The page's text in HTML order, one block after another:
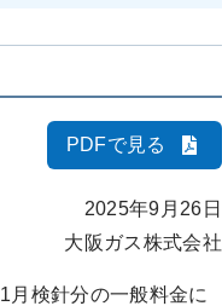
PDFで見る
2025年9月26日
大阪ガス株式会社
検針分の一般料金に